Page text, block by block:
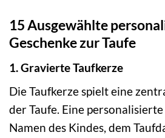
15 Ausgewählte
Geschenke zur Taufe
1. Gravierte Taufkerze
Die Taufkerze spielt eine
der Taufe. Eine
Namen des Kindes, dem